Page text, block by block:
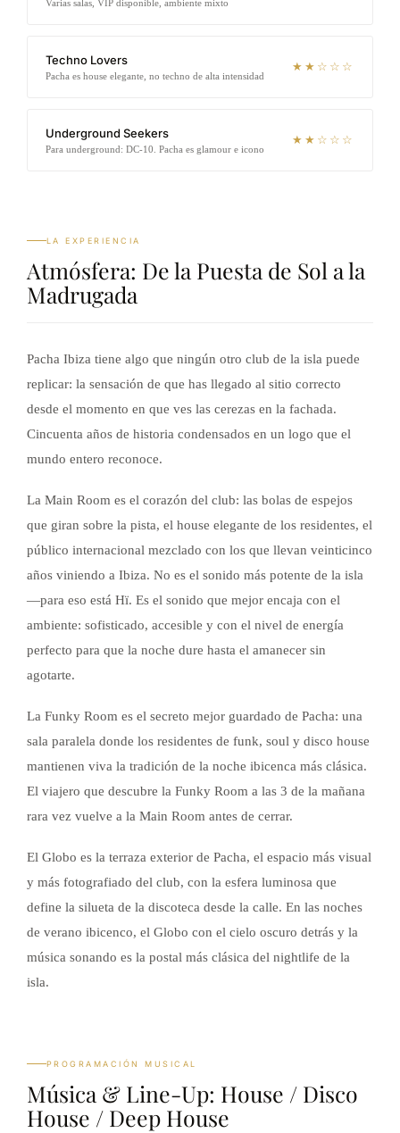
Varias salas, VIP disponible, ambiente mixto
Techno Lovers
Pacha es house elegante, no techno de alta intensidad
★★☆☆☆
Underground Seekers
Para underground: DC-10. Pacha es glamour e icono
★★☆☆☆
LA EXPERIENCIA
Atmósfera: De la Puesta de Sol a la
Madrugada
Pacha Ibiza tiene algo que ningún otro club de la isla puede
replicar: la sensación de que has llegado al sitio correcto
desde el momento en que ves las cerezas en la fachada.
Cincuenta años de historia condensados en un logo que el
mundo entero reconoce.
La Main Room es el corazón del club: las bolas de espejos
que giran sobre la pista, el house elegante de los residentes, el
público internacional mezclado con los que llevan veinticinco
años viniendo a Ibiza. No es el sonido más potente de la isla
—para eso está Hï. Es el sonido que mejor encaja con el
ambiente: sofisticado, accesible y con el nivel de energía
perfecto para que la noche dure hasta el amanecer sin
agotarte.
La Funky Room es el secreto mejor guardado de Pacha: una
sala paralela donde los residentes de funk, soul y disco house
mantienen viva la tradición de la noche ibicenca más clásica.
El viajero que descubre la Funky Room a las 3 de la mañana
rara vez vuelve a la Main Room antes de cerrar.
El Globo es la terraza exterior de Pacha, el espacio más visual
y más fotografiado del club, con la esfera luminosa que
define la silueta de la discoteca desde la calle. En las noches
de verano ibicenco, el Globo con el cielo oscuro detrás y la
música sonando es la postal más clásica del nightlife de la
isla.
PROGRAMACIÓN MUSICAL
Música & Line-Up: House / Disco
House / Deep House